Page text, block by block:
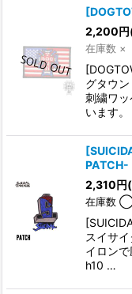
2,200円
在庫数 ×
グタウ
刺繍ワ
います
PATCH-
2,310円
在庫数
スイサ
イロン
h10 …